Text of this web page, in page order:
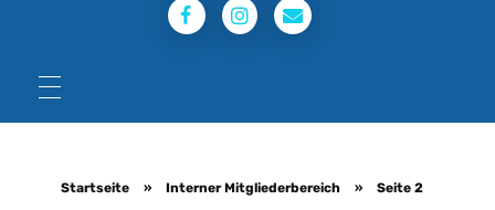
Startseite » Interner Mitgliederbereich » Seite 2